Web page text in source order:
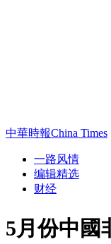
中華時報China Times
一路风情
编辑精选
财经
5月份中國